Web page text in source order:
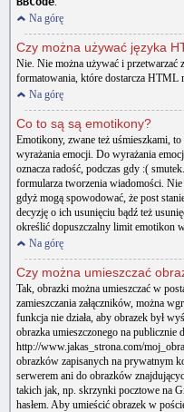
Na górę
Czy można używać języka
Nie. Nie można używać i
formatowania, które dostarcza HTML
Na górę
Co to są są emotikony?
Emotikony, zwane też uśmieszkami,
wyrażania emocji. Do wyrażania
oznacza radość, podczas gdy :(
formularza tworzenia wiadomości.
gdyż mogą spowodować, że post
decyzję o ich usunięciu bądź też
określić dopuszczalny limit emotikon
Na górę
Czy można umieszczać
Tak, obrazki można umieszczać w
zamieszczania załączników, można
funkcja nie działa, aby obrazek był
obrazka umieszczonego na publicznie
http://www.jakas_strona.com/
obrazków zapisanych na prywatnym
serwerem ani do obrazków
takich jak, np. skrzynki pocztowe na
hasłem. Aby umieścić obrazek w